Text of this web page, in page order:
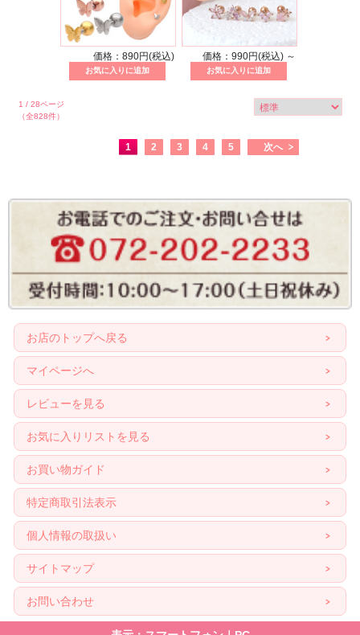
価格：890円(税込) 価格：990円(税込) ～
1 / 28ページ
（全828件）
1 2 3 4 5 次へ
お店のトップへ戻る
マイページへ
レビューを見る
お気に入りリストを見る
お買い物ガイド
特定商取引法表示
個人情報の取扱い
サイトマップ
お問い合わせ